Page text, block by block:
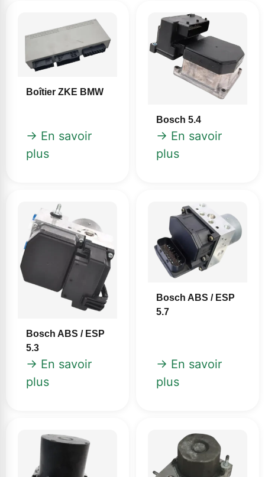
Boîtier ZKE BMW
→ En savoir
plus
Bosch 5.4
→ En savoir
plus
Bosch ABS / ESP
5.3
→ En savoir
plus
Bosch ABS / ESP
5.7
→ En savoir
plus